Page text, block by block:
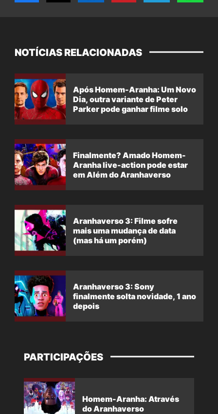
NOTÍCIAS RELACIONADAS
Após Homem-Aranha: Um Novo
Dia, outra variante de Peter
Parker pode ganhar filme solo
Finalmente? Amado Homem-
Aranha live-action pode estar
em Além do Aranhaverso
Aranhaverso 3: Filme sofre
mais uma mudança de data
(mas há um porém)
Aranhaverso 3: Sony
finalmente solta novidade, 1 ano
depois
PARTICIPAÇÕES
Homem-Aranha: Através
do Aranhaverso